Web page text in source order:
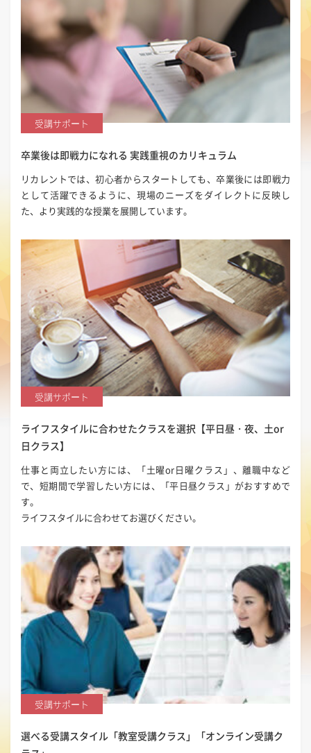
受講サポート
卒業後は即戦力になれる 実践重視のカリキュラム
リカレントでは、初心者からスタートしても、卒業後には即戦力
として活躍できるように、現場のニーズをダイレクトに反映し
た、より実践的な授業を展開しています。
受講サポート
ライフスタイルに合わせたクラスを選択【平日昼・夜、土or
日クラス】
仕事と両立したい方には、「土曜or日曜クラス」、離職中など
で、短期間で学習したい方には、「平日昼クラス」がおすすめで
す。
ライフスタイルに合わせてお選びください。
受講サポート
選べる受講スタイル 「教室受講クラス」「オンライン受講ク